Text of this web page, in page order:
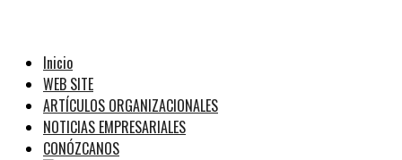
Inicio
WEB SITE
ARTÍCULOS ORGANIZACIONALES
NOTICIAS EMPRESARIALES
CONÓZCANOS